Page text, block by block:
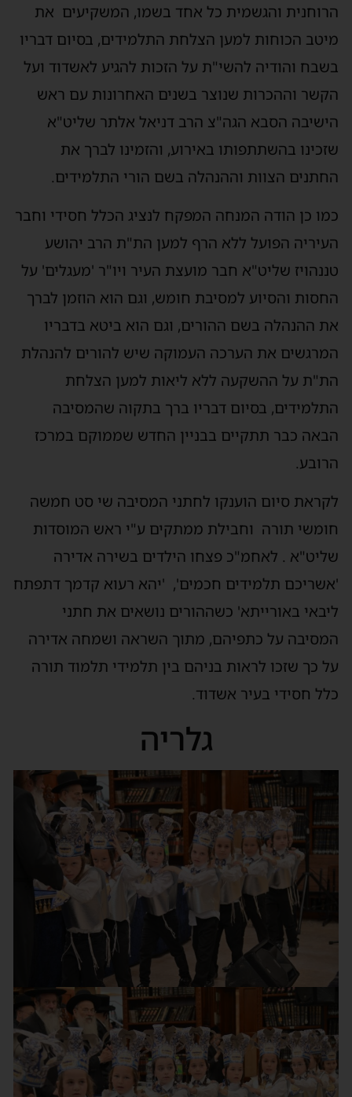
הרוחנית והגשמית כל אחד בשמו, המשקיעים את
מיטב הכוחות למען הצלחת התלמידים, בסיום דבריו
בשבח והודיה להשי"ת על הזכות להגיע לאשדוד ועל
הקשר וההכרות שנוצר בשנים האחרונות עם ראש
הישיבה הסבא הגה"צ הרב דניאל אלתר שליט"א
שזכינו בהשתתפותו באירוע, והזמינו לברך את
החתנים הצוות וההנהלה בשם הורי התלמידים.
כמו כן הודה המנחה המפקח לנציג הכלל חסידי וחבר
העיריה הפועל ללא הרף למען הת"ת הרב יהושע
טננהויז שליט"א חבר מועצת העיר ויו"ר 'מעגלים' על
החסות והסיוע למסיבת חומש, וגם הוא הוזמן לברך
את ההנהלה בשם ההורים, וגם הוא ביטא בדבריו
המרגשים את הערכה העמוקה שיש להורים להנהלת
הת"ת על ההשקעה ללא ליאות למען הצלחת
התלמידים, בסיום דבריו ברך בתקוה שהמסיבה
הבאה כבר תתקיים בבניין החדש שממוקם במרכז
הרובע.
לקראת סיום הוענקו לחתני המסיבה שי סט חמשה
חומשי תורה וחבילת ממתקים ע"י ראש המוסדות
שליט"א . לאחמ"כ פצחו הילדים בשירה אדירה
'אשריכם תלמידים חכמים', 'יהא רעוא קדמך דתפתח
ליבאי באורייתא' כשההורים נושאים את חתני
המסיבה על כתפיהם, מתוך השראה ושמחה אדירה
על כך שזכו לראות בניהם בין תלמידי תלמוד תורה
כלל חסידי בעיר אשדוד.
גלריה